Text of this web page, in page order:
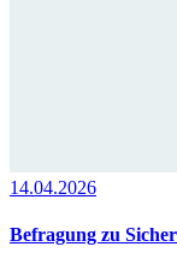
14.04.2026
Befragung zu